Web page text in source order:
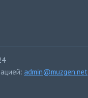
admin@muzgen.net